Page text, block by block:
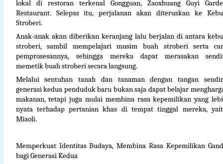
lokal di restoran terkenal Gongguan, Zaoxhuang Guyi
Restaurant. Selepas itu, perjalanan akan diteruskan ke
Stroberi.
Anak-anak akan diberikan keranjang lalu berjalan di antara
stroberi, sambil mempelajari musim buah stroberi serta
pemprosesannya, sehingga mereka dapat merasakan
memetik buah stroberi secara langsung.
Melalui sentuhan tanah dan tanaman dengan tangan
generasi kedua penduduk baru bukan saja dapat belajar
makanan, tetapi juga mulai membina rasa kepemilikan yang
nyata terhadap pertanian khas di tempat tinggal mereka,
Miaoli.
Memperkuat Identitas Budaya, Membina Rasa Kepemilikan
bagi Generasi Kedua